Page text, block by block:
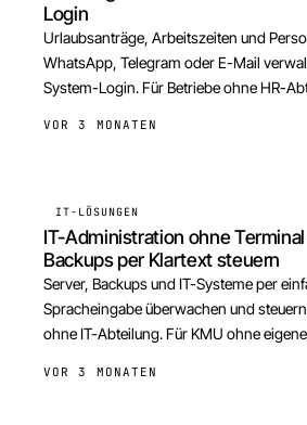
Login
Urlaubsanträge, Arbeitszeiten und
WhatsApp, Telegram oder E-Mail
System-Login. Für Betriebe ohne HR-
VOR 3 MONATEN
IT-LÖSUNGEN
IT-Administration ohne
Backups per Klartext steuern
Server, Backups und IT-Systeme per
Spracheingabe überwachen und
ohne IT-Abteilung. Für KMU ohne
VOR 3 MONATEN